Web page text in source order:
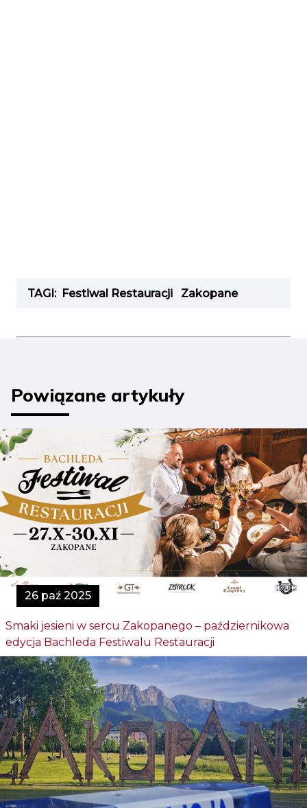
TAGI: Festiwal Restauracji Zakopane
Powiązane artykuły
26 paź 2025
Smaki jesieni w sercu Zakopanego – październikowa
edycja Bachleda Festiwalu Restauracji